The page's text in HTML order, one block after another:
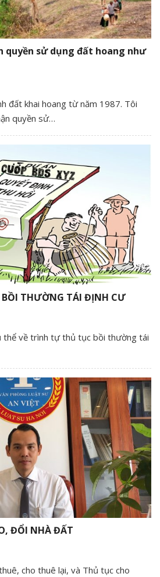
quyền sử dụng đất hoang như
đất khai hoang từ năm 1987. Tôi
quyền sử…
THƯỜNG TÁI ĐỊNH CƯ
thể về trình tự thủ tục bồi thường tái
ĐỔI NHÀ ĐẤT
cho thuê lại, và Thủ tục cho